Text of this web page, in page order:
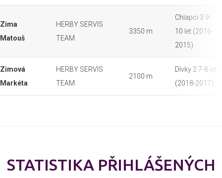
Zima
Matouš
HERBY SERVIS
TEAM
3350 m
Chlapci 3 9-
10 let (2016-
2015)
Zimová
Markéta
HERBY SERVIS
TEAM
2100 m
Dívky 2 7-8 let
(2018-2017)
STATISTIKA PŘIHLÁŠENÝCH